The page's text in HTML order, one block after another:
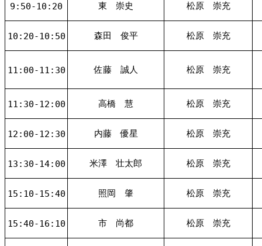
9:50-10:20 東 崇史 松原 崇充
10:20-10:50 森田 俊平 松原 崇充
11:00-11:30 佐藤 誠人 松原 崇充
11:30-12:00 高橋 慧 松原 崇充
12:00-12:30 内藤 優星 松原 崇充
13:30-14:00 米澤 壮太郎 松原 崇充
15:10-15:40 照岡 肇 松原 崇充
15:40-16:10 市 尚都 松原 崇充